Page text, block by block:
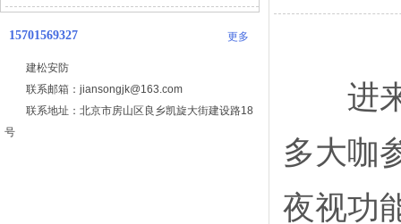
15701569327 更多
建松安防
联系邮箱：jiansongjk@163.com
联系地址：北京市房山区良乡凯旋大街建设路18
号
进来
多大咖
夜视功